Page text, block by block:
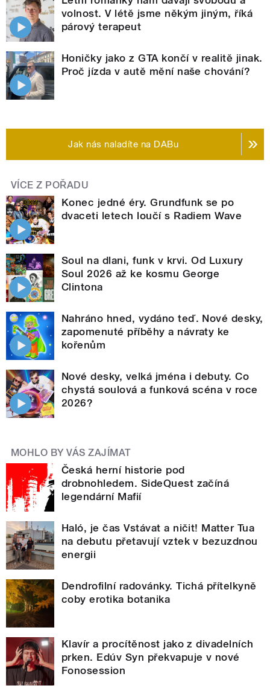
volnost. V létě jsme někým jiným, říká
párový terapeut
Honičky jako z GTA končí v realitě jinak.
Proč jízda v autě mění naše chování?
Jak nás naladíte na DABu
VÍCE Z POŘADU
Konec jedné éry. Grundfunk se po
dvaceti letech loučí s Radiem Wave
Soul na dlani, funk v krvi. Od Luxury
Soul 2026 až ke kosmu George
Clintona
Nahráno hned, vydáno teď. Nové desky,
zapomenuté příběhy a návraty ke
kořenům
Nové desky, velká jména i debuty. Co
chystá soulová a funková scéna v roce
2026?
MOHLO BY VÁS ZAJÍMAT
Česká herní historie pod
drobnohledem. SideQuest začíná
legendární Mafií
Haló, je čas Vstávat a ničit! Matter Tua
na debutu přetavují vztek v bezuzdnou
energii
Dendrofilní radovánky. Tichá přítelkyně
coby erotika botanika
Klavír a procítěnost jako z divadelních
prken. Edúv Syn překvapuje v nové
Fonosession